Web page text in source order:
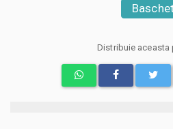
Distribuie aceasta